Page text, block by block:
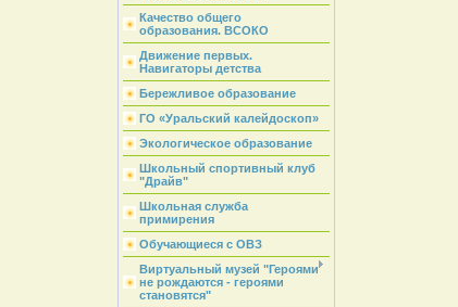
Качество общего
образования. ВСОКО
Движение первых.
Навигаторы детства
Бережливое образование
ГО «Уральский калейдоскоп»
Экологическое образование
Школьный спортивный клуб
"Драйв"
Школьная служба
примирения
Обучающиеся с ОВЗ
Виртуальный музей "Героями
не рождаются - героями
становятся"